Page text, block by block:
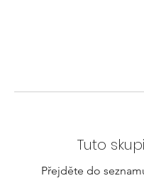
Tuto
Přejděte do